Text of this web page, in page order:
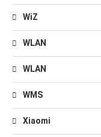
WiZ
WLAN
WLAN
WMS
Xiaomi